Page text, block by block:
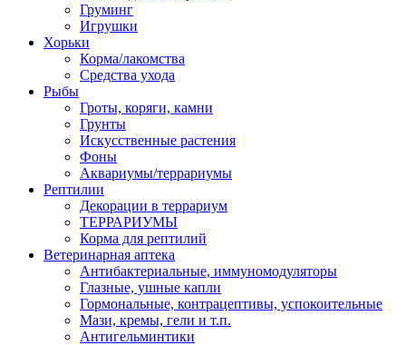
Груминг
Игрушки
Хорьки
Корма/лакомства
Средства ухода
Рыбы
Гроты, коряги, камни
Грунты
Искусственные растения
Фоны
Аквариумы/террариумы
Рептилии
Декорации в террариум
ТЕРРАРИУМЫ
Корма для рептилий
Ветеринарная аптека
Антибактериальные, иммуномодуляторы
Глазные, ушные капли
Гормональные, контрацептивы, успокоительные
Мази, кремы, гели и т.п.
Антигельминтики